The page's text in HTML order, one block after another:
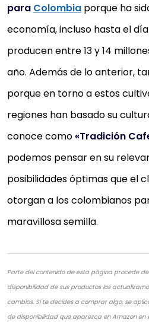
para Colombia porque ha
economía, incluso hasta el
producen entre 13 y 14
año. Además de lo anterior,
porque en torno a estos
regiones han basado su
conoce como «Tradición
podemos pensar en su
posibilidades óptimas que el
otorgan a los colombianos
maravillosa semilla.
Parte del contenido de esta página procede de
disponibilidad de sus productos los
cambios. Si te decides a comprar algo, se
de disponibilidad que aparezca en Amazon